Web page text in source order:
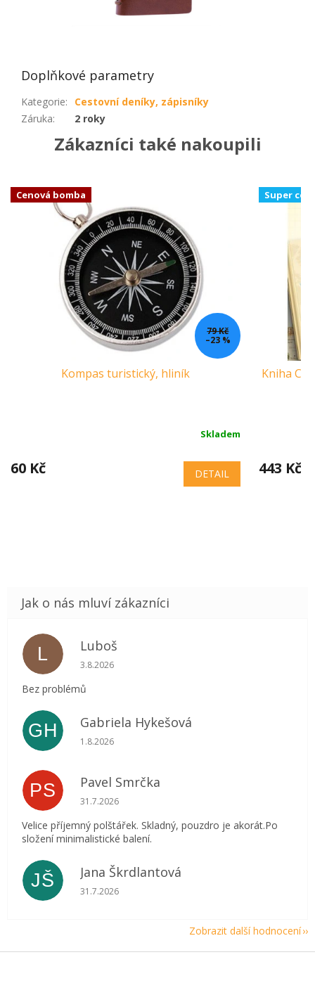
Doplňkové parametry
Kategorie:
Cestovní deníky, zápisníky
Záruka: 2 roky
Zákazníci také nakoupili
Cenová bomba
79 Kč
–23 %
Kompas turistický, hliník
Skladem
60 Kč DETAIL
Super
Kniha
443 Kč
L Luboš
Hodnocení obchodu je 5 z 5 hvězdiček.
3.8.2026
Bez problémů
GH Gabriela Hykešová
Hodnocení obchodu je 5 z 5 hvězdiček.
1.8.2026
PS Pavel Smrčka
Hodnocení obchodu je 5 z 5 hvězdiček.
31.7.2026
Velice příjemný polštářek. Skladný, pouzdro je akorát.Po
složení minimalistické balení.
JŠ Jana Škrdlantová
Hodnocení obchodu je 5 z 5 hvězdiček.
31.7.2026
Zobrazit další hodnocení
Z